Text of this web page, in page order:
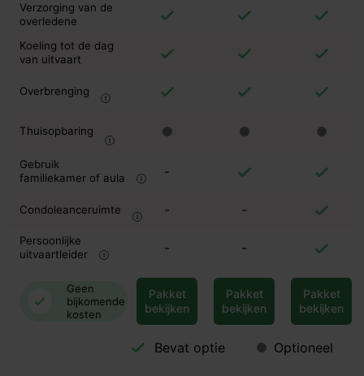
Verzorging van de
overledene
Koeling tot de dag
van uitvaart
Overbrenging
Thuisopbaring
Gebruik
familiekamer of aula
-
Condoleanceruimte - -
Persoonlijke
uitvaartleider
- -
Geen
bijkomende
kosten
Pakket
bekijken
Pakket
bekijken
Pakket
bekijken
Bevat optie Optioneel